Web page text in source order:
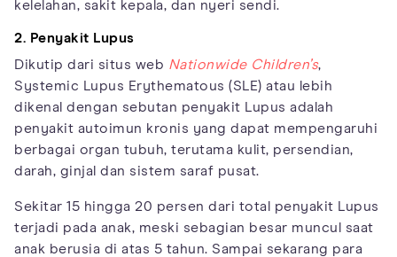
kelelahan, sakit kepala, dan nyeri sendi.
2. Penyakit Lupus
Dikutip dari situs web Nationwide Children’s,
Systemic Lupus Erythematous (SLE) atau lebih
dikenal dengan sebutan penyakit Lupus adalah
penyakit autoimun kronis yang dapat mempengaruhi
berbagai organ tubuh, terutama kulit, persendian,
darah, ginjal dan sistem saraf pusat.
Sekitar 15 hingga 20 persen dari total penyakit Lupus
terjadi pada anak, meski sebagian besar muncul saat
anak berusia di atas 5 tahun. Sampai sekarang para